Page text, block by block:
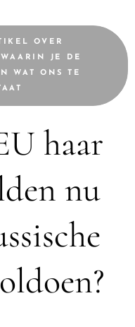
OVER
JE DE
WAT ONS TE
haar
nu